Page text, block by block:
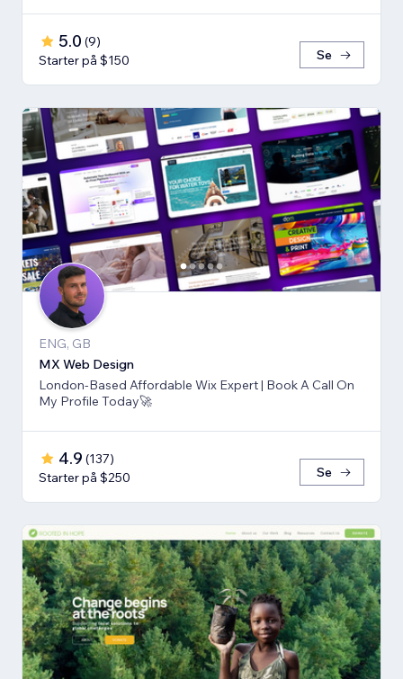
5.0 (9)
Starter på $150
Se
ENG, GB
MX Web Design
London-Based Affordable Wix Expert | Book A Call On
My Profile Today🚀
4.9 (137)
Starter på $250
Se